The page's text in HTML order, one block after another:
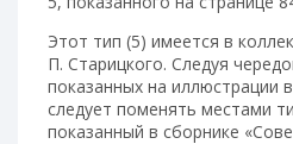
Этот тип (5) имеется в
П. Старицкого. Следуя
показанных на иллюстрации
следует поменять местами
показанный в сборнике